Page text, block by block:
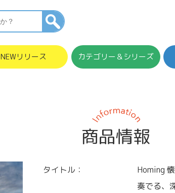
NEWリリース カテゴリー＆シリーズ
商品情報
タイトル：
Homing
奏でる、